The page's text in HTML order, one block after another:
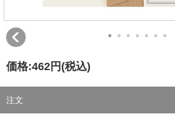
価格:462円 (税込)
注文